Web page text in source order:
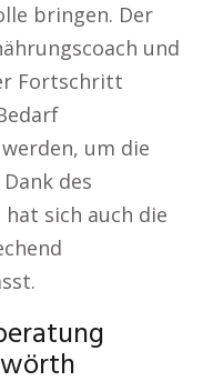
bringen. Der
und
Fortschritt
um die
des
sich auch die